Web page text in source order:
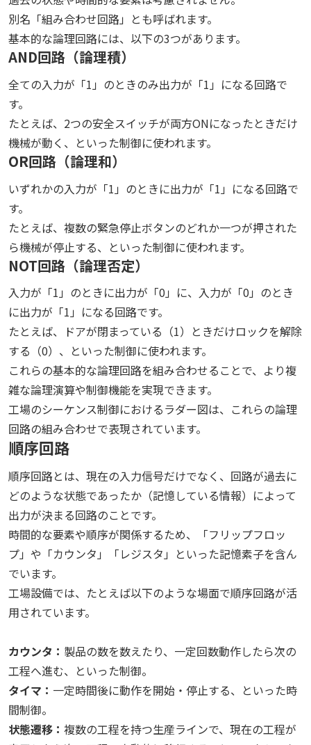
別名「組み合わせ回路」とも呼ばれます。
基本的な論理回路には、以下の3つがあります。
AND回路（論理積）
全ての入力が「1」のときのみ出力が「1」になる回路で
す。
たとえば、2つの安全スイッチが両方ONになったときだけ
機械が動く、といった制御に使われます。
OR回路（論理和）
いずれかの入力が「1」のときに出力が「1」になる回路で
す。
たとえば、複数の緊急停止ボタンのどれか一つが押された
ら機械が停止する、といった制御に使われます。
NOT回路（論理否定）
入力が「1」のときに出力が「0」に、入力が「0」のとき
に出力が「1」になる回路です。
たとえば、ドアが閉まっている（1）ときだけロックを解除
する（0）、といった制御に使われます。
これらの基本的な論理回路を組み合わせることで、より複
雑な論理演算や制御機能を実現できます。
工場のシーケンス制御におけるラダー図は、これらの論理
回路の組み合わせで表現されています。
順序回路
順序回路とは、現在の入力信号だけでなく、回路が過去に
どのような状態であったか（記憶している情報）によって
出力が決まる回路のことです。
時間的な要素や順序が関係するため、「フリップフロッ
プ」や「カウンタ」「レジスタ」といった記憶素子を含ん
でいます。
工場設備では、たとえば以下のような場面で順序回路が活
用されています。
カウンタ： 製品の数を数えたり、一定回数動作したら次の
工程へ進む、といった制御。
タイマ： 一定時間後に動作を開始・停止する、といった時
間制御。
状態遷移： 複数の工程を持つ生産ラインで、現在の工程が